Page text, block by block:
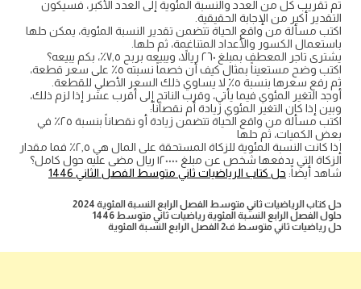
تم تقريب كل من العدد والنسبة المئوية إلى العدد الأكبر، فسيكون
التقدير أكبر من الإجابة الحقيقية.
اكتب مسألة من واقع الحياة تتضمن تقدير النسبة المئوية، يمكن حلها
باستعمال الكسور والأعداد المتناغمة، ثم حلها.
يشترى تاجر المعطف بمبلغ ٢٦٠ ريالاً، ويبيعه بربح ٧,٥٪، بكم يبيعه؟
اكتب وضح مستعيناً بمثال كيف أن خصماً نسبته ٥٪ على سعر قطعة،
ثم رفع سعرها بنسبة ٥٪ لا يساوي ذلك السعر الأصلي للقطعة.
أوجد التغير المئوي فيما يأتي، وقرب الناتج إلى أقرب عشر إذا لزم ذلك،
وبين إذا كان التغير المئوي زيادة أم نقصاناً:
اكتب مسألة من واقع الحياة تتضمن زيادة أو نقصاناً بنسبة ٢٥٪ في
بعض الكميات، ثم حلها
إذا كانت النسبة المئوية للزكاة المستحقة على المال هي ٢,٥٪ فما مقدار
الزكاة التي يدفعها شخص عن مبلغ ١٢٠٠٠٠ ريال مضى عليه حول كامل؟
شاهد أيضاً: حل كتاب الرياضيات ثاني متوسط الفصل الثاني 1446
حل كتاب الرياضيات ثاني متوسط الفصل الرابع النسبة المئوية 2024
حلول الفصل الرابع النسبة المئوية رياضيات ثاني متوسط 1446
حل رياضيات ثاني متوسط ف2 الفصل الرابع النسبة المئوية